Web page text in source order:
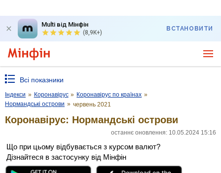
Multi від Мінфін
(8,9K+)
ВСТАНОВИТИ
Всі показники
Індекси » Коронавірус » Коронавірус по країнах »
Нормандські острови » червень 2021
Коронавірус: Нормандські острови
останнє оновлення: 10.05.2024 15:16
Що при цьому відбувається з курсом валют?
Дізнайтеся в застосунку від Мінфін